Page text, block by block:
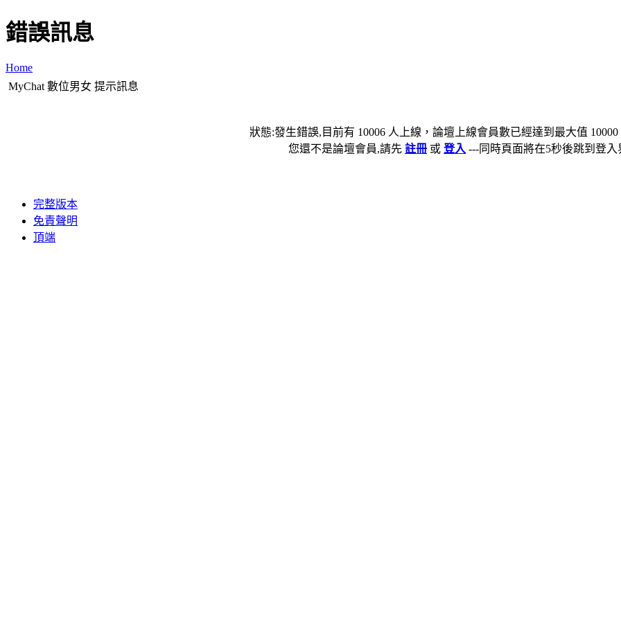
錯誤訊息
Home
MyChat 數位男女 提示訊息
狀態:發生錯誤,目前有 10006 人上線，論壇上線會員數已經達到最大值
您還不是論壇會員,請先 註冊 或 登入 ---同時頁面將在5秒後跳到登入
完整版本
免責聲明
頂端